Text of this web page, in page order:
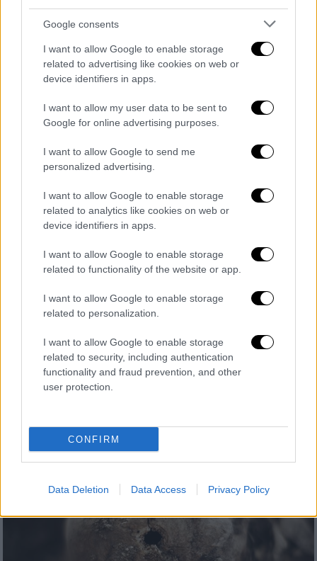
Google consents
I want to allow Google to enable storage
related to advertising like cookies on web or
device identifiers in apps.
I want to allow my user data to be sent to
Google for online advertising purposes.
I want to allow Google to send me
personalized advertising.
I want to allow Google to enable storage
related to analytics like cookies on web or
device identifiers in apps.
I want to allow Google to enable storage
related to functionality of the website or app.
I want to allow Google to enable storage
related to personalization.
I want to allow Google to enable storage
related to security, including authentication
functionality and fraud prevention, and other
user protection.
CONFIRM
Data Deletion Data Access Privacy Policy
Κόσμος|09.04.2023 14:12
Οι άνθρωποι στην Ισπανία έπαιρναν
ναρκωτικά before it was cool – Και
υπάρχουν ευρήματα 3.000 χρόνων που το
Πρόκειται για την αρχαιότερη άμεση
στην Ευρώπη. Οι ερευνητές διαπιστώνουν
ότι, τα εν λόγω ναρκωτικά, πρέπει να
προκαλούσαν παραλήρημα και παραισθήσεις
στους χρήστες